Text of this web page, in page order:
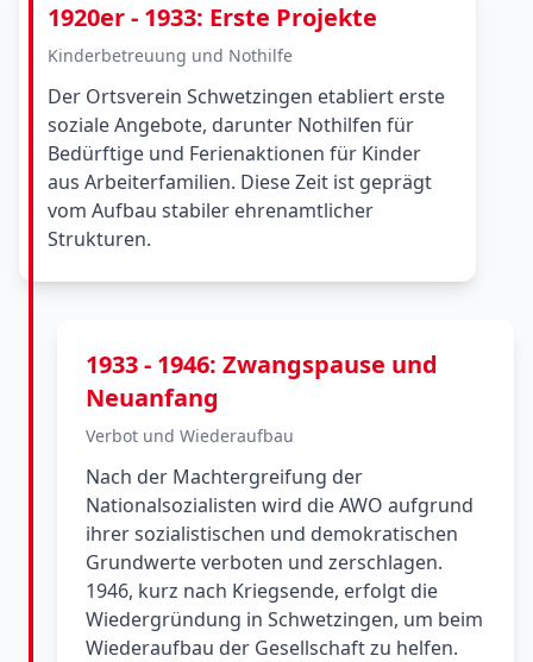
1920er - 1933: Erste Projekte
Kinderbetreuung und Nothilfe
Der Ortsverein Schwetzingen etabliert erste
soziale Angebote, darunter Nothilfen für
Bedürftige und Ferienaktionen für Kinder
aus Arbeiterfamilien. Diese Zeit ist geprägt
vom Aufbau stabiler ehrenamtlicher
Strukturen.
1933 - 1946: Zwangspause und
Neuanfang
Verbot und Wiederaufbau
Nach der Machtergreifung der
Nationalsozialisten wird die AWO aufgrund
ihrer sozialistischen und demokratischen
Grundwerte verboten und zerschlagen.
1946, kurz nach Kriegsende, erfolgt die
Wiedergründung in Schwetzingen, um beim
Wiederaufbau der Gesellschaft zu helfen.